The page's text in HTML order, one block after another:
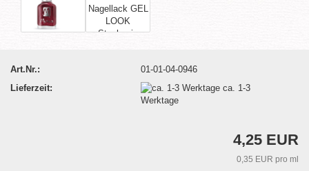
Art.Nr.:
01-01-04-0946
Lieferzeit:
ca. 1-3
Werktage
4,25 EUR
0,35 EUR pro ml